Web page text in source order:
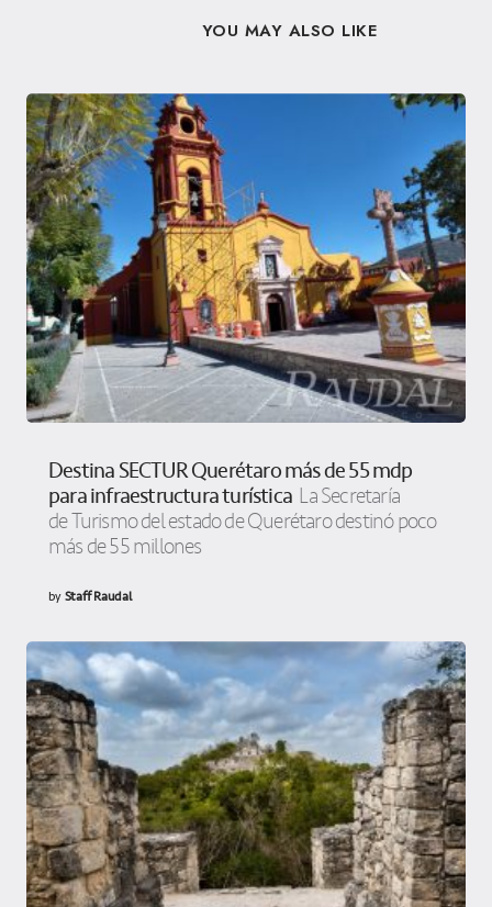
YOU MAY ALSO LIKE
Destina SECTUR Querétaro más de 55 mdp
para infraestructura turística La Secretaría
de Turismo del estado de Querétaro destinó poco
más de 55 millones
byStaff Raudal